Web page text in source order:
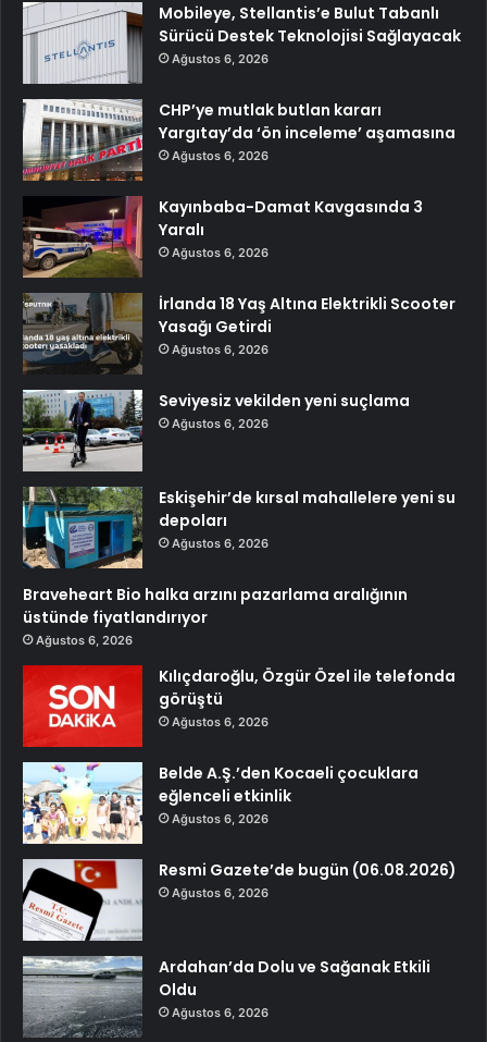
Mobileye, Stellantis’e Bulut Tabanlı
Sürücü Destek Teknolojisi Sağlayacak
Ağustos 6, 2026
CHP’ye mutlak butlan kararı
Yargıtay’da ‘ön inceleme’ aşamasına
Ağustos 6, 2026
Kayınbaba-Damat Kavgasında 3
Yaralı
Ağustos 6, 2026
İrlanda 18 Yaş Altına Elektrikli Scooter
Yasağı Getirdi
Ağustos 6, 2026
Seviyesiz vekilden yeni suçlama
Ağustos 6, 2026
Eskişehir’de kırsal mahallelere yeni su
depoları
Ağustos 6, 2026
Braveheart Bio halka arzını pazarlama aralığının
üstünde fiyatlandırıyor
Ağustos 6, 2026
Kılıçdaroğlu, Özgür Özel ile telefonda
görüştü
Ağustos 6, 2026
Belde A.Ş.’den Kocaeli çocuklara
eğlenceli etkinlik
Ağustos 6, 2026
Resmi Gazete’de bugün (06.08.2026)
Ağustos 6, 2026
Ardahan’da Dolu ve Sağanak Etkili
Oldu
Ağustos 6, 2026